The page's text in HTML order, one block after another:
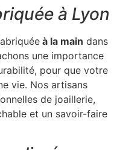
à Lyon
à la main dans
une importance
pour que votre
vie. Nos artisans
de joaillerie,
et un savoir-faire